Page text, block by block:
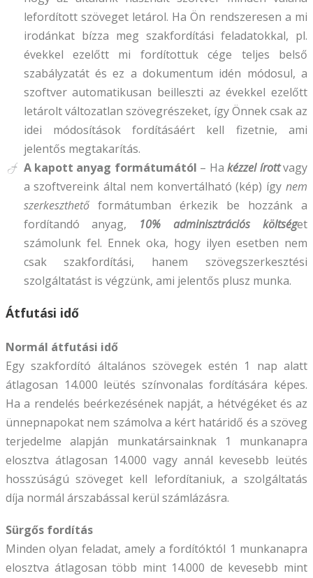
lefordított szöveget letárol. Ha Ön rendszeresen a mi
irodánkat bízza meg szakfordítási feladatokkal, pl.
évekkel ezelőtt mi fordítottuk cége teljes belső
szabályzatát és ez a dokumentum idén módosul, a
szoftver automatikusan beilleszti az évekkel ezelőtt
letárolt változatlan szövegrészeket, így Önnek csak az
idei módosítások fordításáért kell fizetnie, ami
jelentős megtakarítás.
A kapott anyag formátumától – Hakézzel írottvagy
a szoftvereink által nem konvertálható (kép) így nem
szerkeszthetőformátumban érkezik be hozzánk a
fordítandó anyag, 10% adminisztrációs költséget
számolunk fel. Ennek oka, hogy ilyen esetben nem
csak szakfordítási, hanem szövegszerkesztési
szolgáltatást is végzünk, ami jelentős plusz munka.
Átfutási idő
Normál átfutási idő
Egy szakfordító általános szövegek estén 1 nap alatt
átlagosan 14.000 leütés színvonalas fordítására képes.
Ha a rendelés beérkezésének napját, a hétvégéket és az
ünnepnapokat nem számolva a kért határidő és a szöveg
terjedelme alapján munkatársainknak 1 munkanapra
elosztva átlagosan 14.000 vagy annál kevesebb leütés
hosszúságú szöveget kell lefordítaniuk, a szolgáltatás
díja normál árszabással kerül számlázásra.
Sürgős fordítás
Minden olyan feladat, amely a fordítóktól 1 munkanapra
elosztva átlagosan több mint 14.000 de kevesebb mint